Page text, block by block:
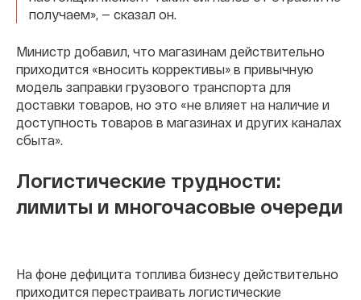
получаем», — сказал он.
Министр добавил, что магазинам действительно
приходится «вносить коррективы» в привычную
модель заправки грузового транспорта для
доставки товаров, но это «не влияет на наличие и
доступность товаров в магазинах и других каналах
сбыта».
Логистические трудности:
лимиты и многочасовые очереди
На фоне дефицита топлива бизнесу действительно
приходится перестраивать логистические